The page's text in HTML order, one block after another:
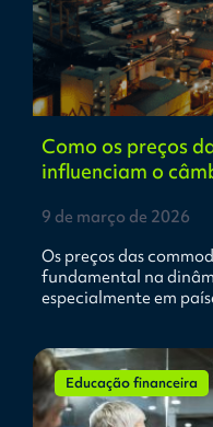
Como os preços
influenciam o
9 de março de 2026
Os preços das
fundamental na
especialmente em
Educação financeira